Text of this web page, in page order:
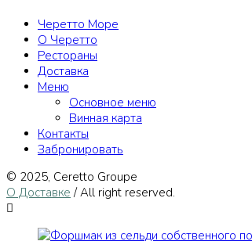
Черетто Море
О Черетто
Рестораны
Доставка
Меню
Основное меню
Винная карта
Контакты
Забронировать
© 2025, Сeretto Groupe
О Доставке / All right reserved.